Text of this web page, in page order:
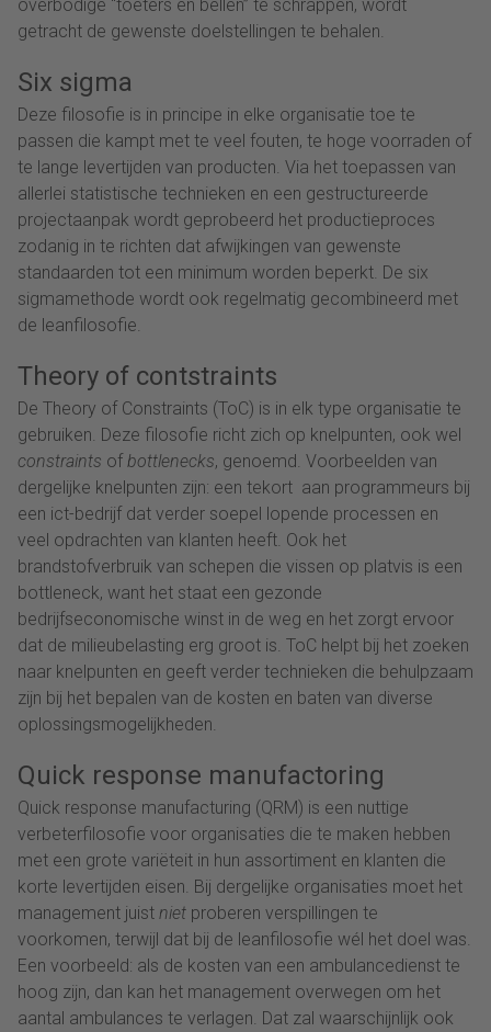
overbodige “toeters en bellen” te schrappen, wordt
getracht de gewenste doelstellingen te behalen.
Six sigma
Deze filosofie is in principe in elke organisatie toe te
passen die kampt met te veel fouten, te hoge voorraden of
te lange levertijden van producten. Via het toepassen van
allerlei statistische technieken en een gestructureerde
projectaanpak wordt geprobeerd het productieproces
zodanig in te richten dat afwijkingen van gewenste
standaarden tot een minimum worden beperkt. De six
sigmamethode wordt ook regelmatig gecombineerd met
de leanfilosofie.
Theory of contstraints
De Theory of Constraints (ToC) is in elk type organisatie te
gebruiken. Deze filosofie richt zich op knelpunten, ook wel
constraints ofbottlenecks, genoemd. Voorbeelden van
dergelijke knelpunten zijn: een tekort aan programmeurs bij
een ict-bedrijf dat verder soepel lopende processen en
veel opdrachten van klanten heeft. Ook het
brandstofverbruik van schepen die vissen op platvis is een
bottleneck, want het staat een gezonde
bedrijfseconomische winst in de weg en het zorgt ervoor
dat de milieubelasting erg groot is. ToC helpt bij het zoeken
naar knelpunten en geeft verder technieken die behulpzaam
zijn bij het bepalen van de kosten en baten van diverse
oplossingsmogelijkheden.
Quick response manufactoring
Quick response manufacturing (QRM) is een nuttige
verbeterfilosofie voor organisaties die te maken hebben
met een grote variëteit in hun assortiment en klanten die
korte levertijden eisen. Bij dergelijke organisaties moet het
management juist niet proberen verspillingen te
voorkomen, terwijl dat bij de leanfilosofie wél het doel was.
Een voorbeeld: als de kosten van een ambulancedienst te
hoog zijn, dan kan het management overwegen om het
aantal ambulances te verlagen. Dat zal waarschijnlijk ook